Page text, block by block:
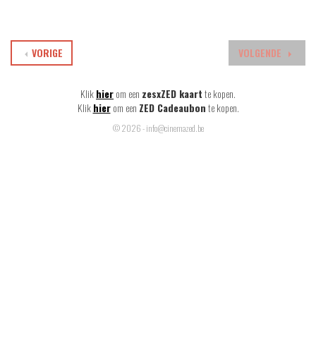
VOLGENDE
VORIGE
Klikhierom een zesxZED kaartte kopen.
Klik hier om een ZED Cadeaubonte kopen.
© 2026 - info@cinemazed.be